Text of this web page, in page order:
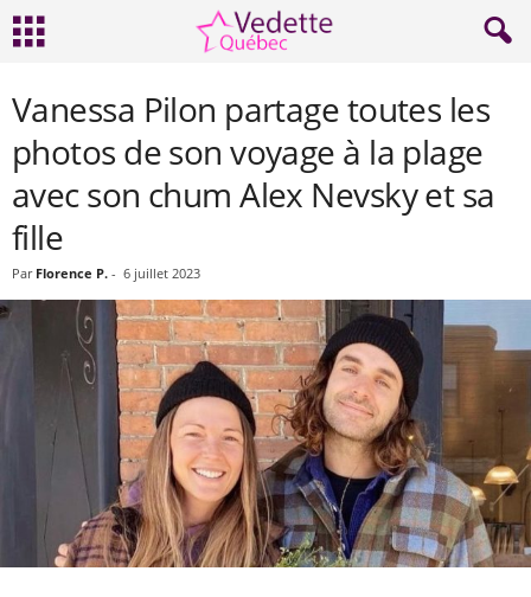
Vanessa Pilon partage toutes les
photos de son voyage à la plage
avec son chum Alex Nevsky et sa
fille
Par Florence P. - 6 juillet 2023